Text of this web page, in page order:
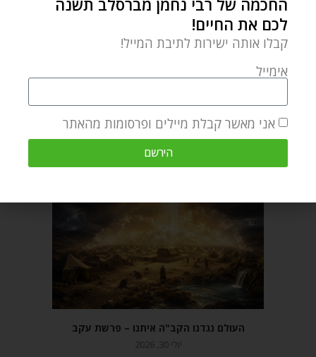
the entire 15 volume English
Edition of Likutei MoHaRan.
פרשת בחוקותי – התוכחה שמרפאה
פרשת במדבר – מעלת האחדות
העולם נגדנו הקב"ה איתנו – פרשת עקב
יולי 30, 2026
לכם את החיים!
קבלו אותה ישירות לתיבת המייל!
אימייל
אני מאשר קבלת מיילים ופרסומות מהאתר
הירשם